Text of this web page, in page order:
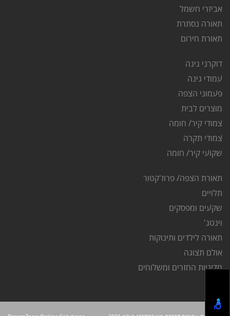
אביזרי חשמל
תאורה נסתרת
תאורת חירום
דוקרני גינה
עמודי גינה
פעמוני הצפה
מוצרים לבית
צמודי קיר/ חומה
צמודי תקרה
שקועי קיר/ חומה
תאורת הצפה/ פרוז'קטור
תלויים
שקעים ומפסקים
וינטג'
תאורה לילדים ותינוקות
אולם תצוגה
מדיניות החזרים ומשלוחים